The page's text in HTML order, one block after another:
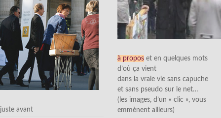
juste avant
à propos et en quelques mots
d’où ça vient
dans la vraie vie sans capuche
et sans pseudo sur le net…
(les images, d’un « clic », vous
emmènent ailleurs)